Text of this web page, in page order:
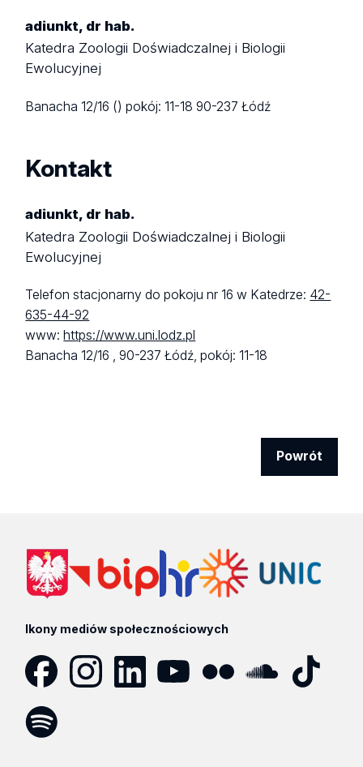
adiunkt, dr hab.
Katedra Zoologii Doświadczalnej i Biologii
Ewolucyjnej
Banacha 12/16 ()pokój: 11-1890-237 Łódź
Kontakt
adiunkt, dr hab.
Katedra Zoologii Doświadczalnej i Biologii
Ewolucyjnej
Telefon stacjonarny do pokoju nr 16 w Katedrze: 42-
635-44-92
www:https://www.uni.lodz.pl
Banacha 12/16 ,90-237 Łódź,pokój: 11-18
Powrót
Ikony mediów społecznościowych